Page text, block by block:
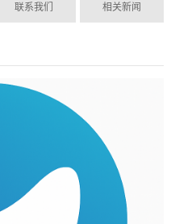
联系我们 相关新闻